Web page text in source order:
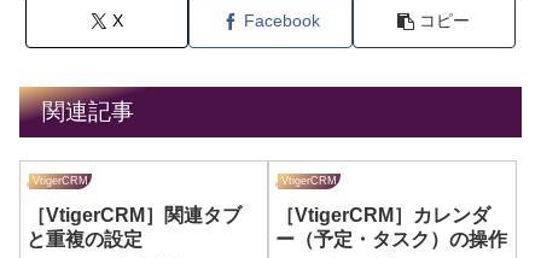
X Facebook コピー
関連記事
VtigerCRM
［VtigerCRM］関連タブ
と重複の設定
VtigerCRM
［VtigerCRM］カレンダ
ー（予定・タスク）の操作